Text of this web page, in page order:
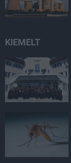
KIEMELT